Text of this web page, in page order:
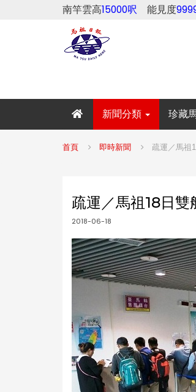
南竿雲高15000呎 能見度
新聞分類 珍藏
首頁 即時新聞 疏運／馬祖
疏運／馬祖18日
2018-06-18